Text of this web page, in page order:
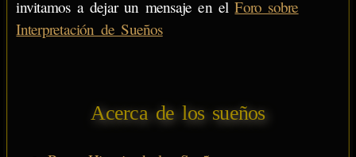
invitamos a dejar un mensaje en elForo sobre
Interpretación de Sueños
Acerca de los sueños